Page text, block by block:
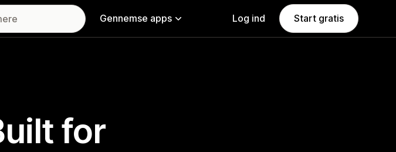
Gennemse apps Log ind Start gratis
for